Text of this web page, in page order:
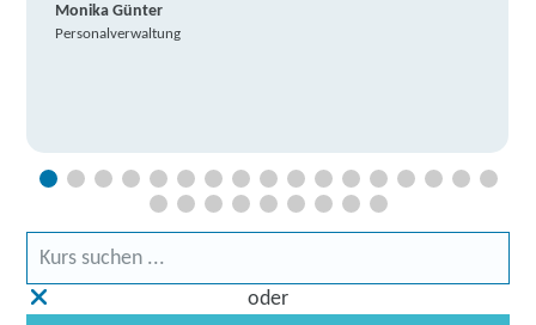
Monika Günter
Personalverwaltung
oder